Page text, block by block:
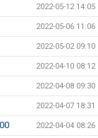
2022-05-12 14:05
2022-05-06 11:06
2022-05-02 09:10
2022-04-10 08:12
2022-04-08 09:30
2022-04-07 18:31
2022-04-04 08:26